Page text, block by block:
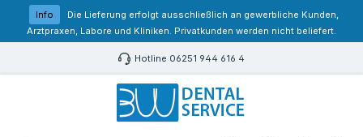
Zum Hauptinhalt springen
Info
Die Lieferung erfolgt ausschließlich an gewerbliche Kunden,
Arztpraxen, Labore und Kliniken. Privatkunden werden nicht beliefert.
Hotline 06251 944 616 4